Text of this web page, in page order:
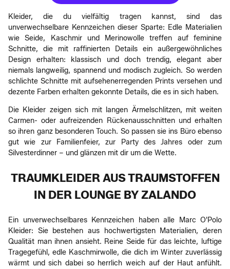
Kleider, die du vielfältig tragen kannst, sind das
unverwechselbare Kennzeichen dieser Sparte: Edle Materialien
wie Seide, Kaschmir und Merinowolle treffen auf feminine
Schnitte, die mit raffinierten Details ein außergewöhnliches
Design erhalten: klassisch und doch trendig, elegant aber
niemals langweilig, spannend und modisch zugleich. So werden
schlichte Schnitte mit aufsehenerregenden Prints versehen und
dezente Farben erhalten gekonnte Details, die es in sich haben.
Die Kleider zeigen sich mit langen Ärmelschlitzen, mit weiten
Carmen- oder aufreizenden Rückenausschnitten und erhalten
so ihren ganz besonderen Touch. So passen sie ins Büro ebenso
gut wie zur Familienfeier, zur Party des Jahres oder zum
Silvesterdinner – und glänzen mit dir um die Wette.
TRAUMKLEIDER AUS TRAUMSTOFFEN
IN DER LOUNGE BY ZALANDO
Ein unverwechselbares Kennzeichen haben alle Marc O'Polo
Kleider: Sie bestehen aus hochwertigsten Materialien, deren
Qualität man ihnen ansieht. Reine Seide für das leichte, luftige
Tragegefühl, edle Kaschmirwolle, die dich im Winter zuverlässig
wärmt und sich dabei so herrlich weich auf der Haut anfühlt.